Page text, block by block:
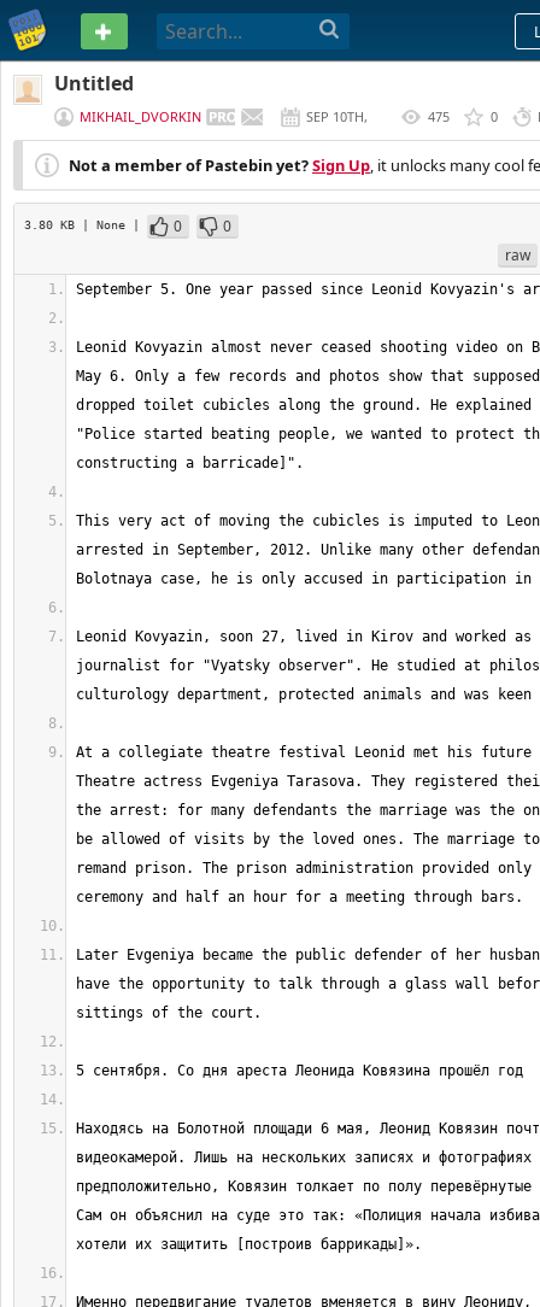
PASTEBIN
Untitled
MIKHAIL_DVORKIN
SEP 10TH,
2013
475 0
Not a member of Pastebin yet?Sign Up, it unlocks many cool
3.80 KB | None | 0
0
raw
Leonid Kovyazin almost never ceased shooting video on
May 6. Only a few records and photos show that
dropped toilet cubicles along the ground. He
"Police started beating people, we wanted to protect
This very act of moving the cubicles is imputed to
arrested in September, 2012. Unlike many other
Leonid Kovyazin, soon 27, lived in Kirov and worked as
journalist for "Vyatsky observer". He studied at
At a collegiate theatre festival Leonid met his future
Theatre actress Evgeniya Tarasova. They registered
the arrest: for many defendants the marriage was the
be allowed of visits by the loved ones. The marriage
remand prison. The prison administration provided
Later Evgeniya became the public defender of her
have the opportunity to talk through a glass wall
Находясь на Болотной площади 6 мая, Леонид Ковязин
видеокамерой. Лишь на нескольких записях и
предположительно, Ковязин толкает по полу
Сам он объяснил на суде это так: «Полиция начала
Именно передвигание туалетов вменяется в вину Леониду,